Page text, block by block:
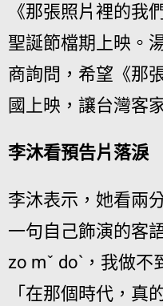
《那張照片裡的我
聖誕節檔期上映。
商詢問，希望《那
國上映，讓台灣客
李沐看預告片落淚
李沐表示，她看兩
一句自己飾演的客
zo mˇ doˋ，我做不
「在那個時代，真